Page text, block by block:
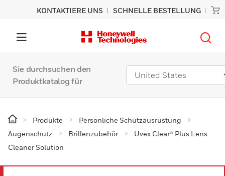
KONTAKTIERE UNS SCHNELLE BESTELLUNG
Sie durchsuchen den
Produktkatalog für
Produkte
Persönliche Schutzausrüstung
Augenschutz
Brillenzubehör
Uvex Clear® Plus Lens
Cleaner Solution